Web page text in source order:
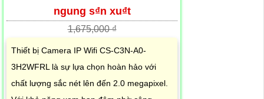
ngung s₫n xu₫t
1,675,000 ₫
Thiết bị Camera IP Wifi CS-C3N-A0-
3H2WFRL là sự lựa chọn hoàn hảo với
chất lượng sắc nét lên đến 2.0 megapixel.